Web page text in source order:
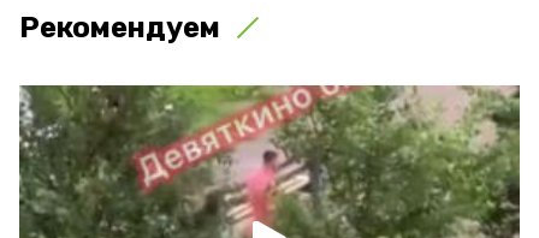
Рекомендуем